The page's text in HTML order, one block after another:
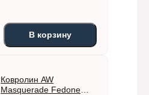
В корзину
Ковролин AW
Masquerade Fedone